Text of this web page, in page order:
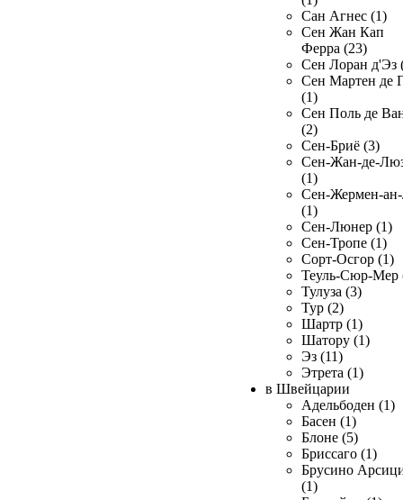
Сан Агнес (1)
Сен Жан Кап
Ферра (23)
Сен Лоран д'Эз
Сен Мартен де
(1)
Сен Поль де
(2)
Сен-Бриё (3)
Сен-Жан-де-
(1)
Сен-Жермен-
(1)
Сен-Люнер (1)
Сен-Тропе (1)
Сорт-Осгор (1)
Теуль-Сюр-Мер
Тулуза (3)
Тур (2)
Шартр (1)
Шатору (1)
Эз (11)
Этрета (1)
в Швейцарии
Адельбоден (1)
Басен (1)
Блоне (5)
Бриссаго (1)
Брусино
(1)